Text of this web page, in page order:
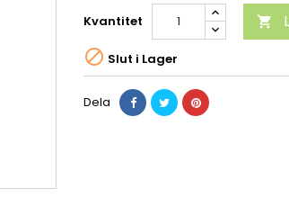
Kvantitet 
 Slut i Lager
Dela